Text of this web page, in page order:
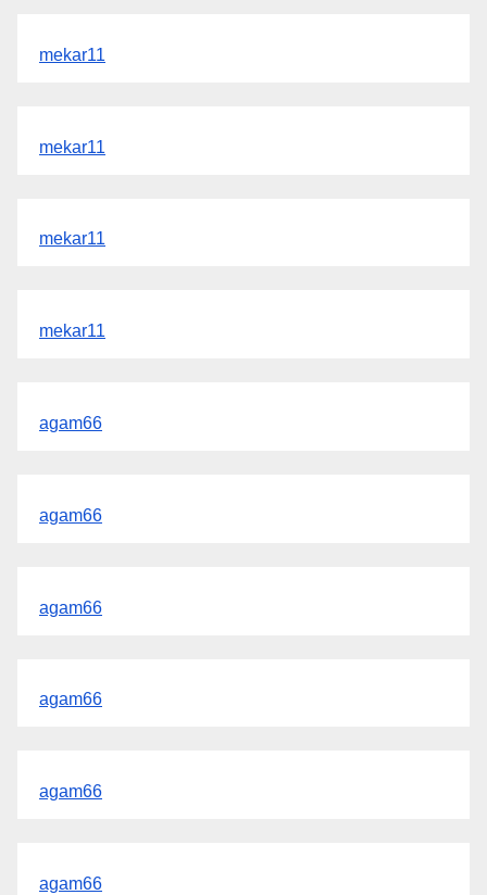
mekar11
mekar11
mekar11
mekar11
agam66
agam66
agam66
agam66
agam66
agam66